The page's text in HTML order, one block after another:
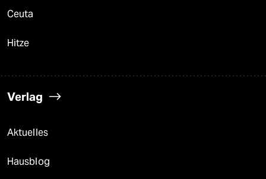
Ceuta
Hitze
Verlag
Aktuelles
Hausblog